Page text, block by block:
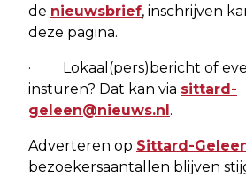
de nieuwsbrief, inschrijven
deze pagina.
· Lokaal(pers)bericht of
insturen? Dat kan via sittard-
geleen@nieuws.nl.
Adverteren op Sittard-
bezoekersaantallen blijven